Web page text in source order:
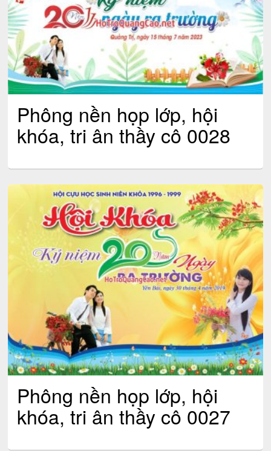
Phông nền họp lớp, hội
khóa, tri ân thầy cô 0028
Phông nền họp lớp, hội
khóa, tri ân thầy cô 0027